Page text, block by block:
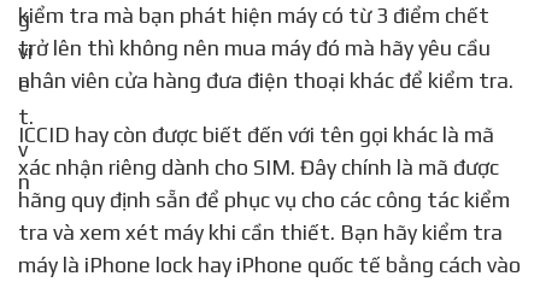
kiểm tra mà bạn phát hiện máy có từ 3 điểm chết
trở lên thì không nên mua máy đó mà hãy yêu cầu
nhân viên cửa hàng đưa điện thoại khác để kiểm tra.
ICCID hay còn được biết đến với tên gọi khác là mã
xác nhận riêng dành cho SIM. Đây chính là mã được
hãng quy định sẵn để phục vụ cho các công tác kiểm
tra và xem xét máy khi cần thiết. Bạn hãy kiểm tra
máy là iPhone lock hay iPhone quốc tế bằng cách vào